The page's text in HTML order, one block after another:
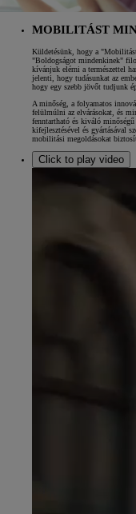
MOBILITÁST
Küldetésünk, hogy a
"Boldogságot mindenkinek"
kívánjuk elérni a természettel
jelenti, hogy tudásunkat az
hogy egy szebb jövőt tudjunk
A minőség, a folyamatos
felülmúlni az elvárásokat, és
fenntartható és kiváló
kifejlesztésével és gyártásával
mobilitási megoldásokat
Click to play video